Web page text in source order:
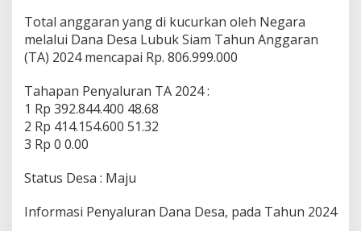
n
a
D
e
a
T
A
Total anggaran yang di kucurkan oleh Negara
melalui Dana Desa Lubuk Siam Tahun Anggaran
(TA) 2024 mencapai Rp. 806.999.000
Tahapan Penyaluran TA 2024 :
1 Rp 392.844.400 48.68
2 Rp 414.154.600 51.32
3 Rp 0 0.00
Status Desa : Maju
Informasi Penyaluran Dana Desa, pada Tahun 2024